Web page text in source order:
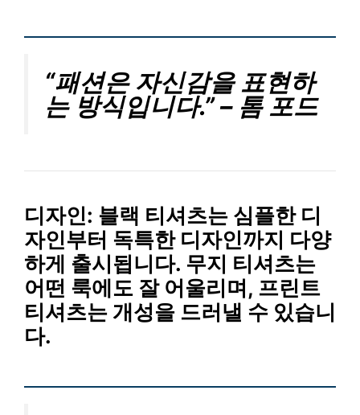
“패션은 자신감을 표현하
는 방식입니다.” – 톰 포드
디자인: 블랙 티셔츠는 심플한 디
자인부터 독특한 디자인까지 다양
하게 출시됩니다. 무지 티셔츠는
어떤 룩에도 잘 어울리며, 프린트
티셔츠는 개성을 드러낼 수 있습니
다.